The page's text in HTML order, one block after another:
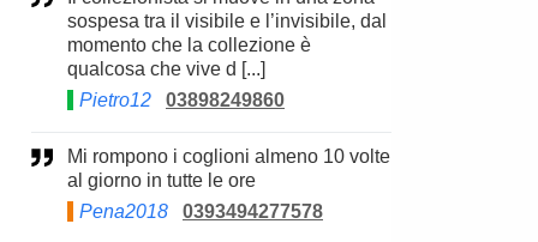
sospesa tra il visibile e l’invisibile, dal
momento che la collezione è
qualcosa che vive d [...]
Pietro12
03898249860
Mi rompono i coglioni almeno 10 volte
al giorno in tutte le ore
Pena2018
0393494277578